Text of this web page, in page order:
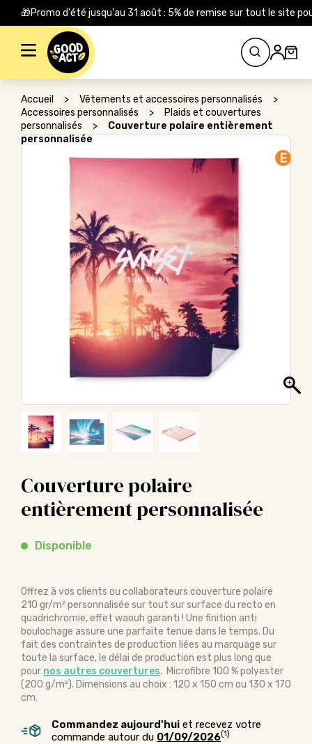
🎁Promo d'été jusqu'au 31 août : 5% de remise sur tout le site
Rechercher :
Accueil > Vêtements et accessoires personnalisés
>
Accessoires personnalisés
>
Plaids et couvertures
personnalisés
>
Couverture polaire entièrement
personnalisée
E
Couverture polaire
entièrement personnalisée
Disponible
Offrez à vos clients ou collaborateurs couverture polaire
210 gr/m² personnalisée sur tout sur surface du recto en
quadrichromie, effet waouh garanti ! Une finition anti
boulochage assure une parfaite tenue dans le temps. Du
fait des contraintes de production liées au marquage sur
toute la surface, le délai de production est plus long que
pour nos autres couvertures. Microfibre 100 % polyester
(200 g/m²). Dimensions au choix : 120 x 150 cm ou 130 x 170
cm.
Commandez aujourd'hui et recevez votre
commande autour du 01/09/2026(1)